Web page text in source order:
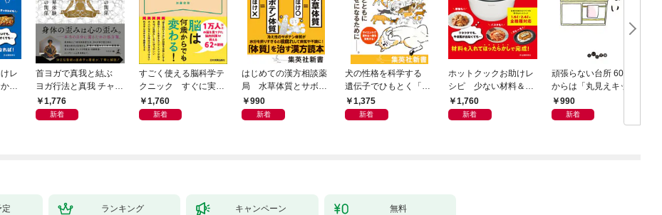
レ
味
チ
首ヨガで真我と結ぶ
ヨガ行法と真我 チャク
ラと真我の関係 クンダ
リーニ上昇体験 次元上
1,776
新着
すごく使える脳科学テ
クニック すぐに実践
したくなる
1,760
新着
はじめての漢方相談薬
局 水草体質とサボテ
ン体質
990
新着
犬の性格を科学する
遺伝子でひもとく「最
良の友」の進化
1,375
新着
ホットクックお助けレ
シピ 少ない材料＆調
味料で、あとはスイッ
チポン！
1,760
新着
頑張らない台所 60歳
からは「丸見えキッチ
ン」でラクしておいし
い
990
新着
定 ランキング キャンペーン 無料